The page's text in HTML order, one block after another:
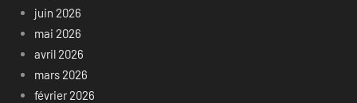
juin 2026
mai 2026
avril 2026
mars 2026
février 2026